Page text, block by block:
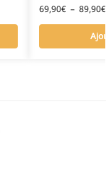
69,90€ – 89,90€